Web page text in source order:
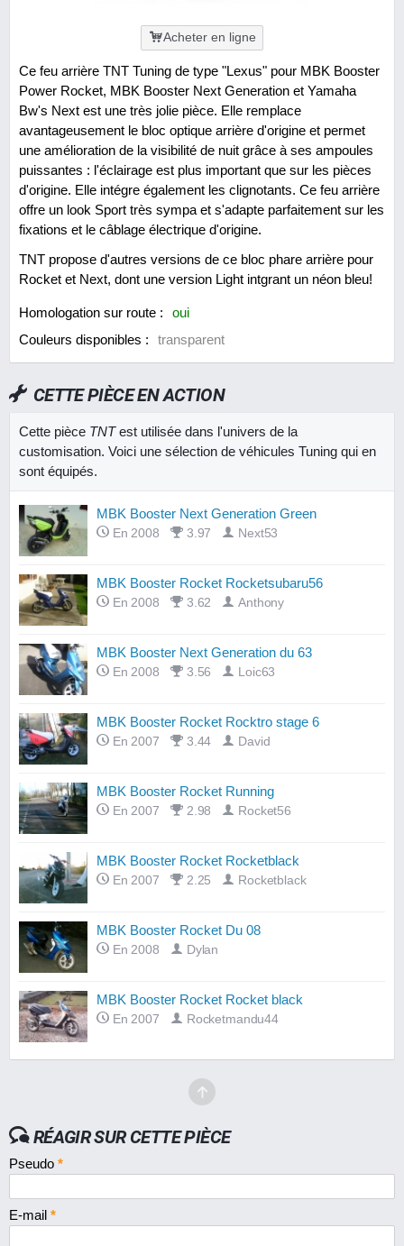
Acheter en ligne
Ce feu arrière TNT Tuning de type "Lexus" pour MBK Booster
Power Rocket, MBK Booster Next Generation et Yamaha
Bw's Next est une très jolie pièce. Elle remplace
avantageusement le bloc optique arrière d'origine et permet
une amélioration de la visibilité de nuit grâce à ses ampoules
puissantes : l'éclairage est plus important que sur les pièces
d'origine. Elle intégre également les clignotants. Ce feu arrière
offre un look Sport très sympa et s'adapte parfaitement sur les
fixations et le câblage électrique d'origine.
TNT propose d'autres versions de ce bloc phare arrière pour
Rocket et Next, dont une version Light intgrant un néon bleu!
Homologation sur route :
oui
Couleurs disponibles :
transparent
CETTE PIÈCE EN ACTION
Cette pièce TNTest utilisée dans l'univers de la
customisation. Voici une sélection de véhicules Tuning qui en
sont équipés.
MBK Booster Next Generation Green
En 2008 3.97 Next53
MBK Booster Rocket Rocketsubaru56
En 2008 3.62 Anthony
MBK Booster Next Generation du 63
En 2008 3.56 Loic63
MBK Booster Rocket Rocktro stage 6
En 2007 3.44 David
MBK Booster Rocket Running
En 2007 2.98 Rocket56
MBK Booster Rocket Rocketblack
En 2007 2.25 Rocketblack
MBK Booster Rocket Du 08
En 2008 Dylan
MBK Booster Rocket Rocket black
En 2007 Rocketmandu44
RÉAGIR SUR CETTE PIÈCE
Pseudo *
E-mail *